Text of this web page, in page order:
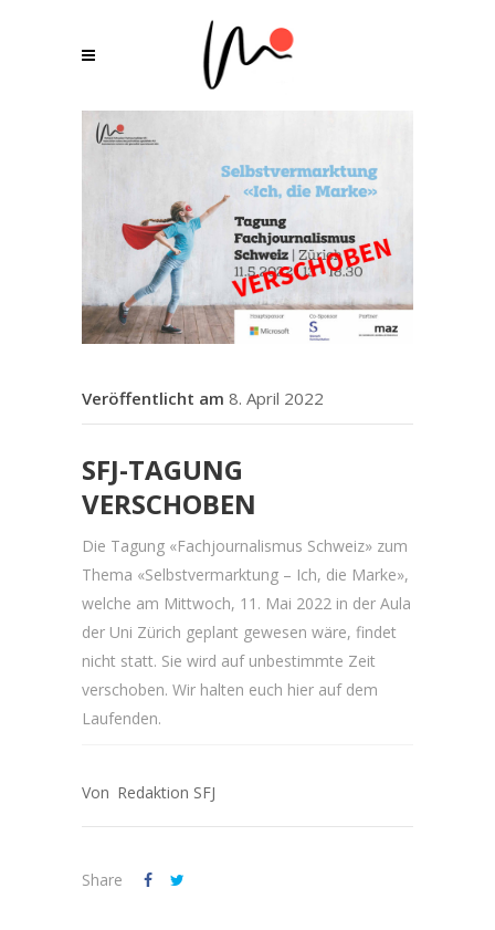
8. April 2022
SFJ-TAGUNG
VERSCHOBEN
Die Tagung «Fachjournalismus Schweiz» zum
Thema «Selbstvermarktung – Ich, die Marke»,
welche am Mittwoch, 11. Mai 2022 in der Aula
der Uni Zürich geplant gewesen wäre, findet
nicht statt. Sie wird auf unbestimmte Zeit
verschoben. Wir halten euch hier auf dem
Laufenden.
Redaktion SFJ
Share